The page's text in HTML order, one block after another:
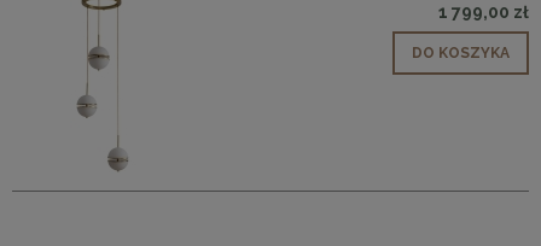
1 799,00 zł
DO KOSZYKA